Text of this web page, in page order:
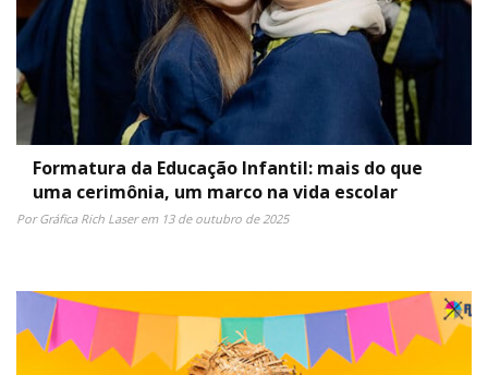
Formatura da Educação Infantil: mais do que
uma cerimônia, um marco na vida escolar
Por Gráfica Rich Laser em 13 de outubro de 2025